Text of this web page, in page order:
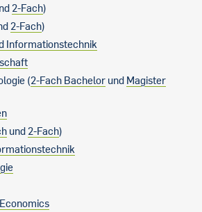
2-Fach)
2-Fach)
Informationstechnik
(2-Fach Bachelor und Magister
und2-Fach)